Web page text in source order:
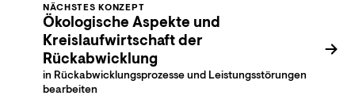
NÄCHSTES KONZEPT
Ökologische Aspekte und
Kreislaufwirtschaft der
Rückabwicklung
in Rückabwicklungsprozesse und Leistungsstörungen
bearbeiten